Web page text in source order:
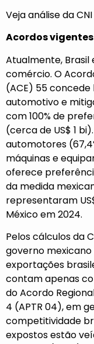
Veja análise da CNI
Acordos
Atualmente, Brasil
comércio. O
(ACE) 55
automotivo e
com 100% de
(cerca de US$ 1
automotores
máquinas e
oferece
da medida
representaram
México em 2024.
Pelos cálculos da
governo mexicano
exportações
contam apenas
do Acordo
4 (APTR 04), em
competitividade
expostos estão